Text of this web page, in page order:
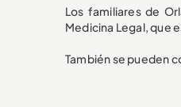
Los familiares de
Medicina Legal, que
También se pueden